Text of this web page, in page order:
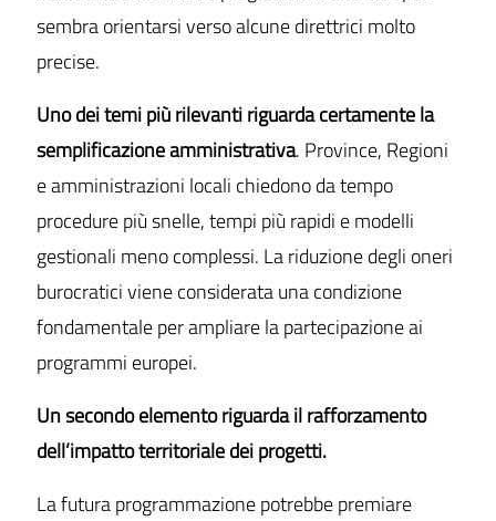
sembra orientarsi verso alcune direttrici molto
precise.
Uno dei temi più rilevanti riguarda certamente la
semplificazione amministrativa. Province, Regioni
e amministrazioni locali chiedono da tempo
procedure più snelle, tempi più rapidi e modelli
gestionali meno complessi. La riduzione degli oneri
burocratici viene considerata una condizione
fondamentale per ampliare la partecipazione ai
programmi europei.
Un secondo elemento riguarda il rafforzamento
dell’impatto territoriale dei progetti.
La futura programmazione potrebbe premiare